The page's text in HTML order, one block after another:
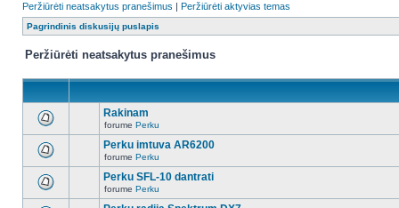
Peržiūrėti neatsakytus pranešimus | Peržiūrėti aktyvias temas
Pagrindinis diskusijų puslapis
Peržiūrėti neatsakytus pranešimus
Rakinam
forume Perku
Perku imtuva AR6200
forume Perku
Perku SFL-10 dantrati
forume Perku